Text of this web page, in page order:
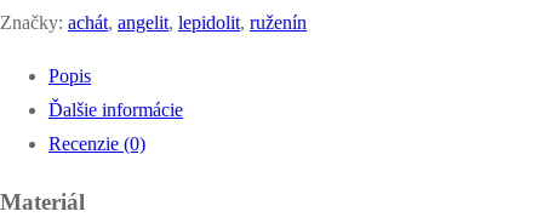
pastelka
Značky: achát, angelit, lepidolit, ruženín
Popis
Ďalšie informácie
Recenzie (0)
Materiál